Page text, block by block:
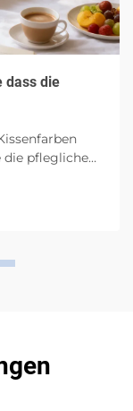
dass die
die pflegliche
schonende
die